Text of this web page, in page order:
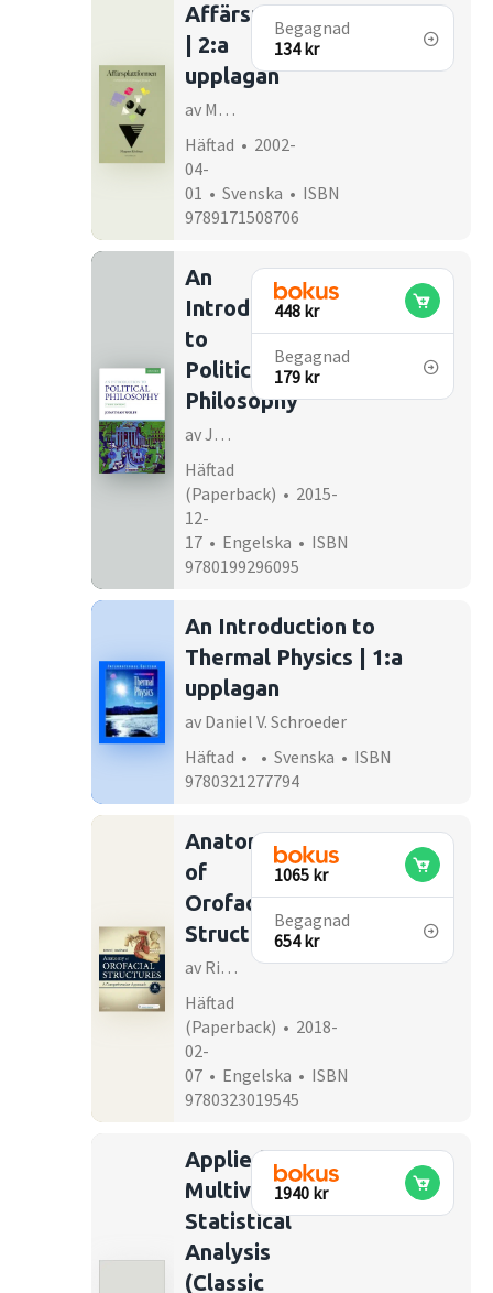
Affärsplattformen
| 2:a
upplagan
av Magnus Klofsten
Häftad • 2002-
04-
01 • Svenska • ISBN
9789171508706
Begagnad
134 kr
An
Introduction
to
Political
Philosophy
av Jonathan Wolff
Häftad
(Paperback) • 2015-
12-
17 • Engelska • ISBN
9780199296095
448 kr
Begagnad
179 kr
An Introduction to
Thermal Physics | 1:a
upplagan
av Daniel V. Schroeder
Häftad • • Svenska • ISBN
9780321277794
Anatomy
of
Orofacial
Structures
av Richard W Brand
Häftad
(Paperback) • 2018-
02-
07 • Engelska • ISBN
9780323019545
1065 kr
Begagnad
654 kr
Applied
Multivariate
Statistical
Analysis
(Classic
1940 kr